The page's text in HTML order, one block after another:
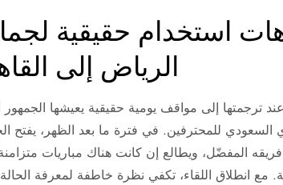
استخدام حقيقية
الرياض إلى
عند ترجمتها إلى مواقف يومية حقيقية يعيشها
للمحترفين. في فترة ما بعد الظهر، يفتح
المفضّل، ويطالع إن كانت هناك مباريات
مع انطلاق اللقاء، تكفي نظرة خاطفة لمعرفة